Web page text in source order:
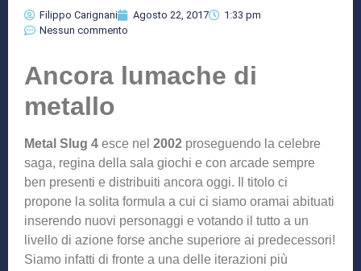
Filippo Carignani Agosto 22, 2017
1:33 pm
Nessun commento
Ancora lumache di
metallo
Metal Slug 4 esce nel 2002 proseguendo la celebre
saga, regina della sala giochi e con arcade sempre
ben presenti e distribuiti ancora oggi. Il titolo ci
propone la solita formula a cui ci siamo oramai abituati
inserendo nuovi personaggi e votando il tutto a un
livello di azione forse anche superiore ai predecessori!
Siamo infatti di fronte a una delle iterazioni più